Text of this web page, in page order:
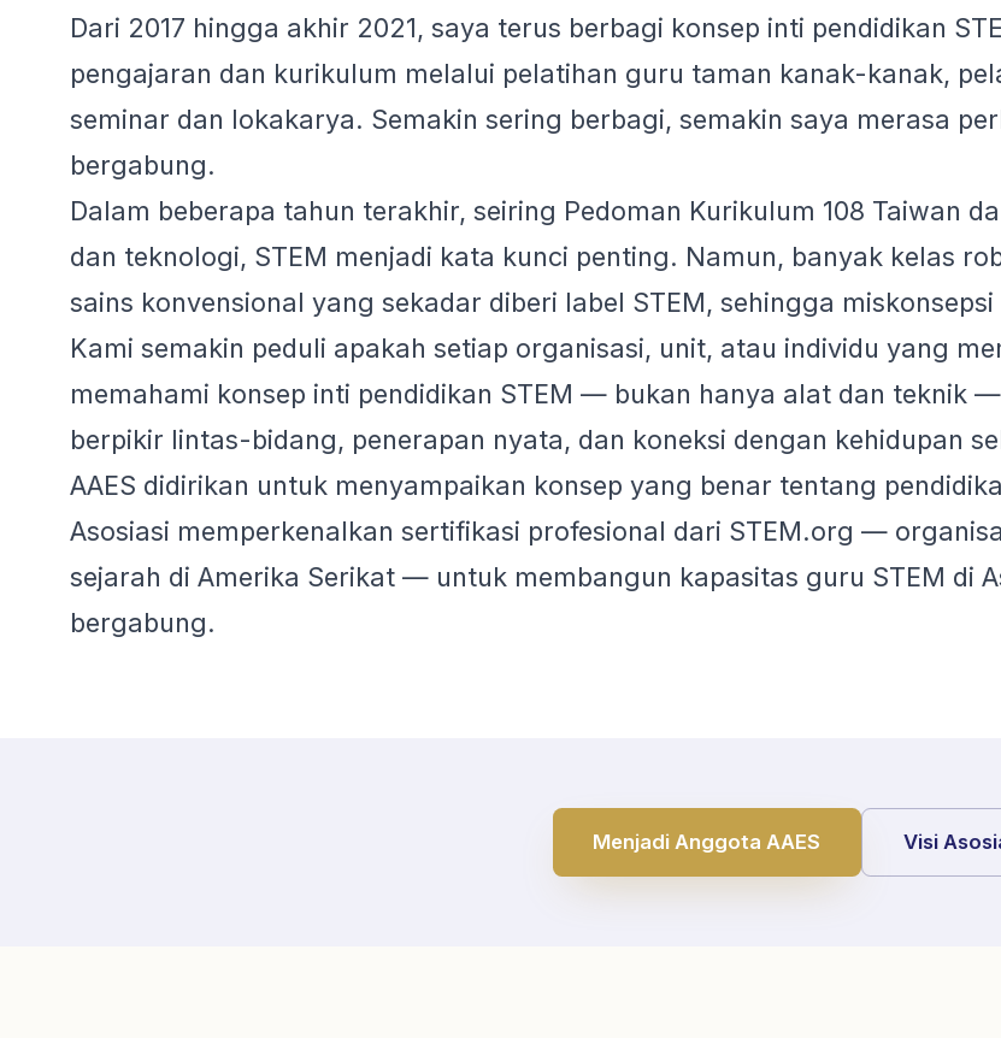
Dari 2017 hingga akhir 2021, saya terus berbagi konsep inti pendidikan
pengajaran dan kurikulum melalui pelatihan guru taman kanak-kanak,
seminar dan lokakarya. Semakin sering berbagi, semakin saya merasa
bergabung.
Dalam beberapa tahun terakhir, seiring Pedoman Kurikulum 108 Taiwan
dan teknologi, STEM menjadi kata kunci penting. Namun, banyak kelas
sains konvensional yang sekadar diberi label STEM, sehingga
Kami semakin peduli apakah setiap organisasi, unit, atau individu yang
memahami konsep inti pendidikan STEM — bukan hanya alat dan teknik
berpikir lintas-bidang, penerapan nyata, dan koneksi dengan kehidupan
AAES didirikan untuk menyampaikan konsep yang benar tentang
Asosiasi memperkenalkan sertifikasi profesional dari STEM.org —
sejarah di Amerika Serikat — untuk membangun kapasitas guru STEM di
bergabung.
Menjadi Anggota AAES Visi